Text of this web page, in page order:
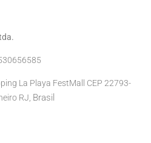
La Playa FestMall CEP 22793-
RJ, Brasil